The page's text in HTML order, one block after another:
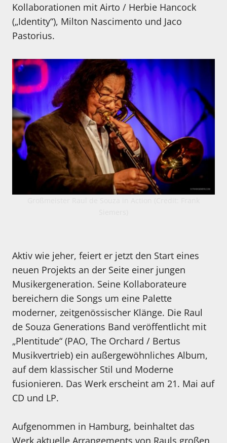
Kollaborationen mit Airto / Herbie Hancock
(„Identity“), Milton Nascimento und Jaco
Pastorius.
Aktiv wie jeher, feiert er jetzt den Start eines
neuen Projekts an der Seite einer jungen
Musikergeneration. Seine Kollaborateure
bereichern die Songs um eine Palette
moderner, zeitgenössischer Klänge. Die Raul
de Souza Generations Band veröffentlicht mit
„Plentitude“ (PAO, The Orchard / Bertus
Musikvertrieb) ein außergewöhnliches Album,
auf dem klassischer Stil und Moderne
fusionieren. Das Werk erscheint am 21. Mai auf
CD und LP.
Aufgenommen in Hamburg, beinhaltet das
Werk aktuelle Arrangements von Rauls großen